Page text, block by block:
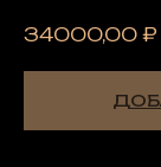
34000,00 ₽